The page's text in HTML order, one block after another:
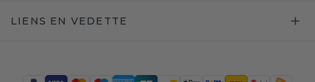
LIENS EN VEDETTE